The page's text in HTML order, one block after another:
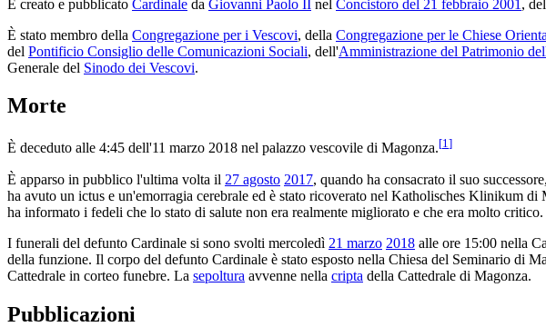
È creato e pubblicato Cardinale da Giovanni Paolo II nel Concistoro del 21 febbraio 2001 , del
È stato membro della Congregazione per i Vescovi, della Congregazione per le Chiese
del Pontificio Consiglio delle Comunicazioni Sociali, dell'Amministrazione del Patrimonio
Generale del Sinodo dei Vescovi.
Morte
È deceduto alle 4:45 dell'11 marzo 2018 nel palazzo vescovile di Magonza.[1]
È apparso in pubblico l'ultima volta il 27 agosto 2017, quando ha consacrato il suo
ha avuto un ictus e un'emorragia cerebrale ed è stato ricoverato nel Katholisches Klinikum
ha informato i fedeli che lo stato di salute non era realmente migliorato e che era molto critico.
I funerali del defunto Cardinale si sono svolti mercoledì 21 marzo 2018 alle ore 15:00 nella
della funzione. Il corpo del defunto Cardinale è stato esposto nella Chiesa del Seminario di
Cattedrale in corteo funebre. La sepoltura avvenne nella cripta della Cattedrale di Magonza.
Pubblicazioni